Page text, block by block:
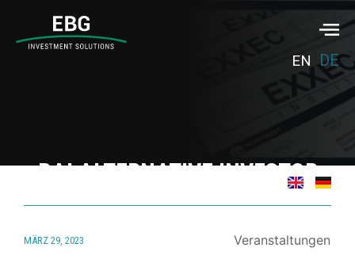
EN DE
BAI ALTERNATIVE INVESTOR
CONFERENCE 2023
MÄRZ 29, 2023 Veranstaltungen